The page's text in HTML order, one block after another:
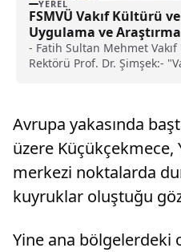
YEREL
FSMVÜ Vakıf Kültürü
Uygulama ve
haberi
- Fatih Sultan Mehmet
Rektörü Prof. Dr. Şimşek:-
toplumun her kesimine
hedeflerimiz arasındadır"-
Medeniyeti Uygulama ve
Müdürü Prof. Dr. Gökçe:-
araştırmacıların ortak
noktası olacak"
Avrupa yakasında
üzere Küçükçekmece,
merkezi noktalarda
kuyruklar oluştuğu
Yine ana bölgelerdeki